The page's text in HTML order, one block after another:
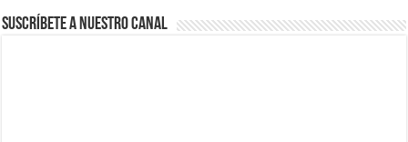
Suscríbete a nuestro canal